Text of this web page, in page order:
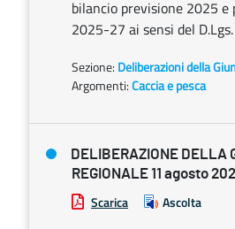
bilancio previsione 2025
2025-27 ai sensi del
Sezione: Deliberazioni della
Argomenti:Caccia e pesca
DELIBERAZIONE DELLA
REGIONALE 11 agosto
Scarica Ascolta